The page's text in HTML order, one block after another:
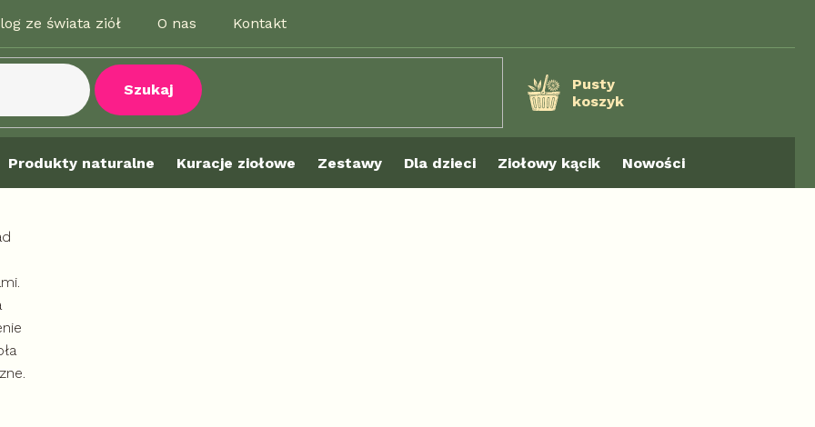
ze świata ziół O nas Kontakt
Szukaj
KOSZYK
Pusty
koszyk
Produkty naturalne Kuracje ziołowe Zestawy Dla dzieci Ziołowy kącik Nowości